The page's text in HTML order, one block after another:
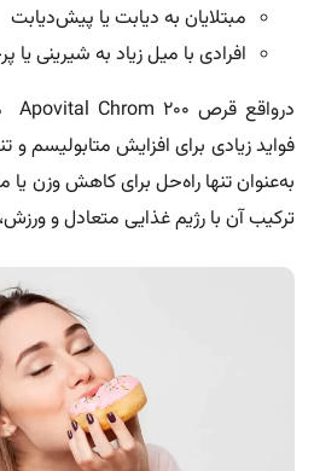
مبتلایان به دیابت یا پیش‌دیابت
افرادی با میل زیاد به شیرینی
درواقع قرص Apovital Chrom 200 مانند
فواید زیادی برای افزایش متابولیسم و
به‌عنوان تنها راه‌حل برای کاهش وزن
ترکیب آن با رژیم غذایی متعادل و